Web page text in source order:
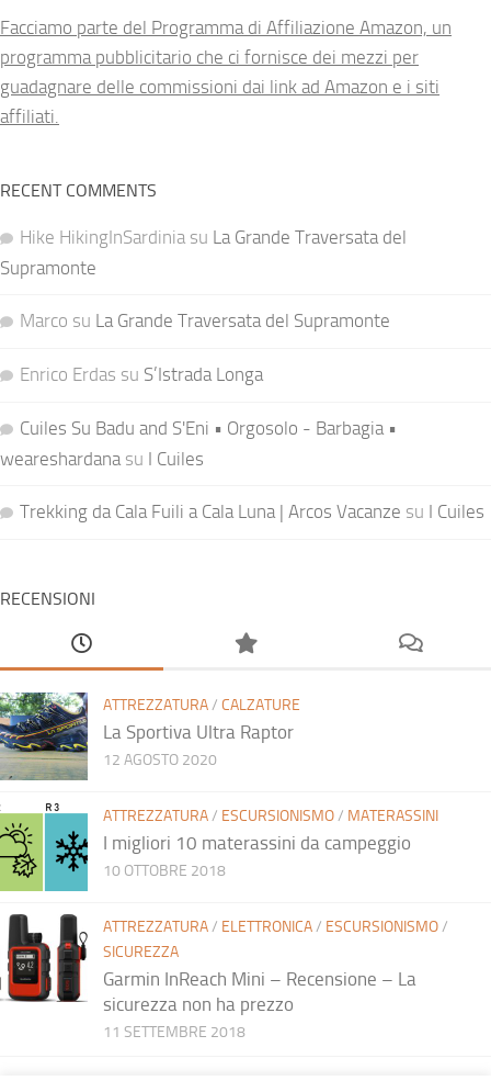
Facciamo parte del Programma di Affiliazione Amazon, un
programma pubblicitario che ci fornisce dei mezzi per
guadagnare delle commissioni dai link ad Amazon e i siti
affiliati.
RECENT COMMENTS
Hike HikingInSardinia su La Grande Traversata del
Supramonte
Marco su La Grande Traversata del Supramonte
Enrico Erdas su S’Istrada Longa
Cuiles Su Badu and S'Eni • Orgosolo - Barbagia •
weareshardana su I Cuiles
Trekking da Cala Fuili a Cala Luna | Arcos Vacanze su I Cuiles
RECENSIONI
ATTREZZATURA/ CALZATURE
La Sportiva Ultra Raptor
12 AGOSTO 2020
ATTREZZATURA/ ESCURSIONISMO/ MATERASSINI
I migliori 10 materassini da campeggio
10 OTTOBRE 2018
ATTREZZATURA/ ELETTRONICA/ ESCURSIONISMO/
SICUREZZA
Garmin InReach Mini – Recensione – La
sicurezza non ha prezzo
11 SETTEMBRE 2018